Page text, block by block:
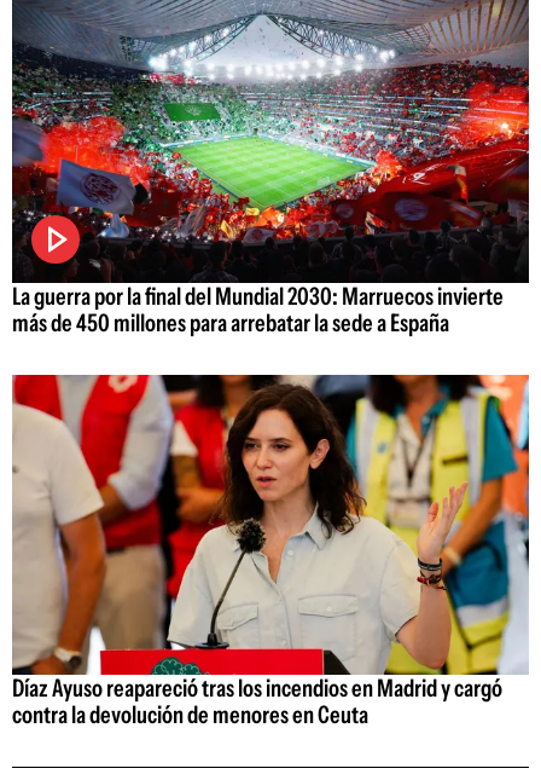
La guerra por la final del Mundial 2030: Marruecos invierte
más de 450 millones para arrebatar la sede a España
Díaz Ayuso reapareció tras los incendios en Madrid y cargó
contra la devolución de menores en Ceuta